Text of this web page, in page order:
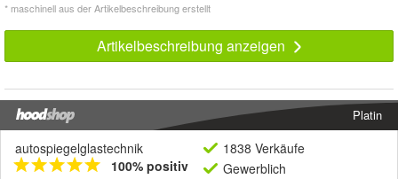
* maschinell aus der Artikelbeschreibung erstellt
Artikelbeschreibung anzeigen
Platin
autospiegelglastechnik
100% positiv
1838 Verkäufe
Gewerblich